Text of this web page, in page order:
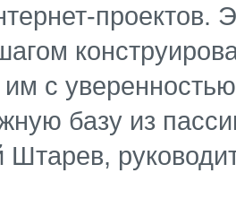
проектов.
им с
базу из